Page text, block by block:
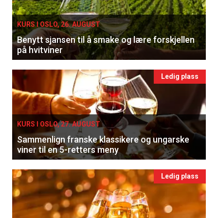
KURS I OSLO, 26. AUGUST
Benytt sjansen til å smake og lære forskjellen
på hvitviner
Ledig plass
KURS I OSLO, 27. AUGUST
Sammenlign franske klassikere og ungarske
viner til en 5-retters meny
Ledig plass